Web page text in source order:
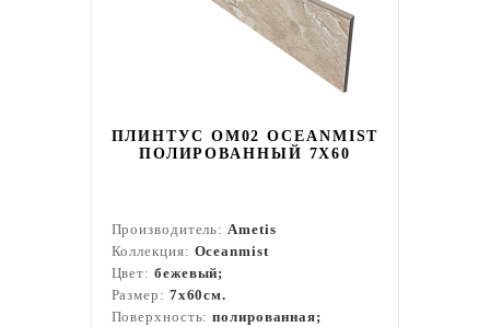
ПЛИНТУС OM02 OCEANMIST
ПОЛИРОВАННЫЙ 7X60
Производитель:Ametis
Коллекция: Oceanmist
Цвет: бежевый;
Размер: 7x60см.
Поверхность:полированная;